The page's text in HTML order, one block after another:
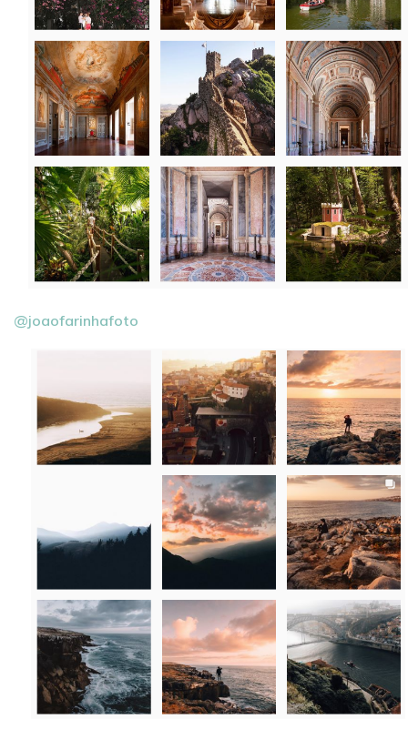
@joaofarinhafoto